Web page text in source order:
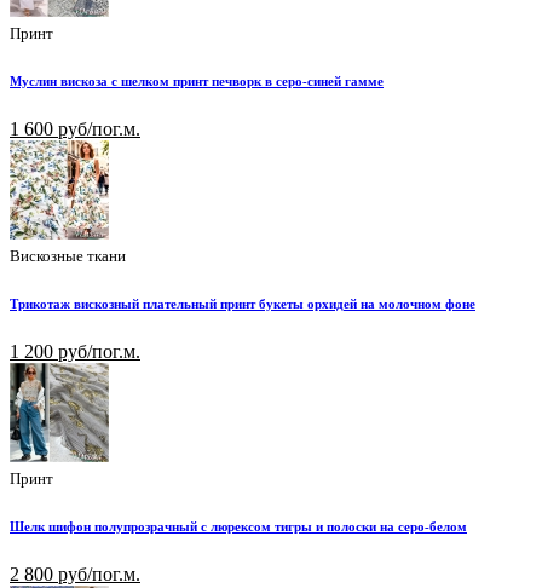
Принт
Муслин вискоза с шелком принт печворк в серо-синей гамме
1 600 руб/пог.м.
Вискозные ткани
Трикотаж вискозный плательный принт букеты орхидей на молочном фоне
1 200 руб/пог.м.
Принт
Шелк шифон полупрозрачный с люрексом тигры и полоски на серо-белом
2 800 руб/пог.м.